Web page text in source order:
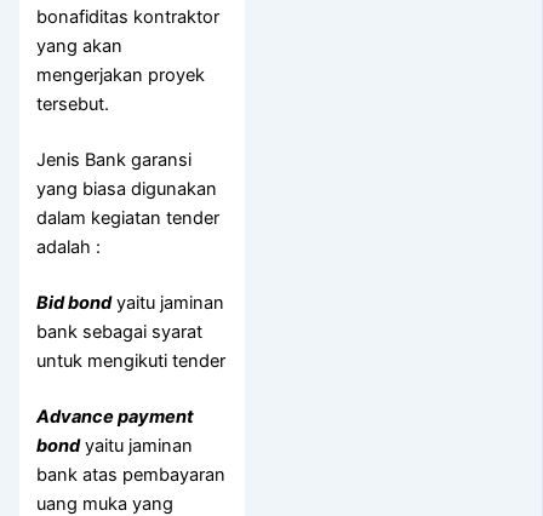
bonafiditas kontraktor
yang akan
mengerjakan proyek
tersebut.
Jenis Bank garansi
yang biasa digunakan
dalam kegiatan tender
adalah :
Bid bondyaitu jaminan
bank sebagai syarat
untuk mengikuti tender
Advance payment
bondyaitu jaminan
bank atas pembayaran
uang muka yang